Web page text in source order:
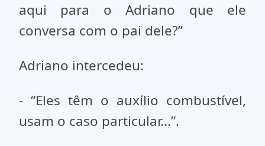
aqui para o Adriano que ele
conversa com o pai dele?”
Adriano intercedeu:
- “Eles têm o auxílio combustível,
usam o caso particular...”.